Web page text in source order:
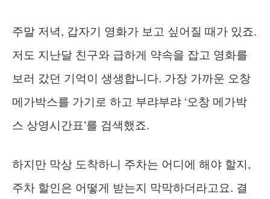
주말 저녁, 갑자기 영화가 보고 싶어질 때가 있죠.
저도 지난달 친구와 급하게 약속을 잡고 영화를
보러 갔던 기억이 생생합니다. 가장 가까운 오창
메가박스를 가기로 하고 부랴부랴 ‘오창 메가박
스 상영시간표’를 검색했죠.
하지만 막상 도착하니 주차는 어디에 해야 할지,
주차 할인은 어떻게 받는지 막막하더라고요. 결